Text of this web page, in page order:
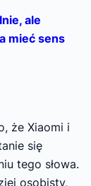
ale
mieć sens
że Xiaomi i
się
tego słowa.
osobisty,